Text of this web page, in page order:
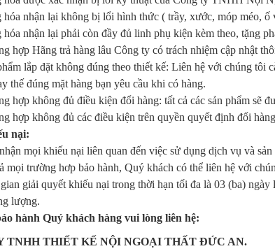
hóa nhận lại không bị lổi hình thức ( trầy, xước, móp méo,
hóa nhận lại phải còn đầy đủ linh phụ kiện kèm theo, tặng
hợp Hãng trả hàng lâu Công ty có trách nhiệm cập nhật
lắp đặt không đúng theo thiết kế: Liên hệ với chúng tôi
thế đúng mặt hàng bạn yêu cầu khi có hàng.
hợp không đủ điều kiện đổi hàng: tất cả các sản phẩm sẽ
hợp không đủ các điều kiện trên quyền quyết định đổi
nại:
mọi khiếu nại liên quan đến việc sử dụng dịch vụ và sản
mọi trường hơp bảo hành, Quý khách có thể liên hệ với
giải quyết khiếu nại trong thời hạn tối đa là 03 (ba)
lượng.
hành Quý khách hàng vui lòng liên hệ:
TNHH THIẾT KẾ NỘI NGOẠI THẤT ĐỨC AN.